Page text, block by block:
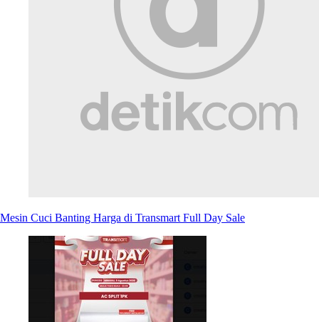
Mesin Cuci Banting Harga di Transmart Full Day Sale